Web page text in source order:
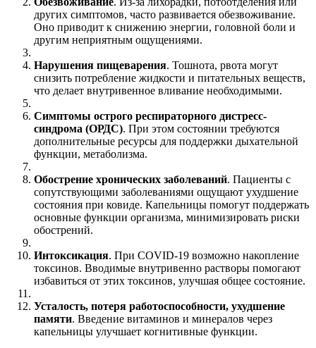
других симптомов, часто развивается обезвоживание.
Оно приводит к снижению энергии, головной боли и
другим неприятным ощущениями.
Нарушения пищеварения. Тошнота, рвота могут
снизить потребление жидкости и питательных веществ,
что делает внутривенное вливание необходимыми.
Симптомы острого респираторного дистресс-
синдрома (ОРДС). При этом состоянии требуются
дополнительные ресурсы для поддержки дыхательной
функции, метаболизма.
Обострение хронических заболеваний. Пациенты с
сопутствующими заболеваниями ощущают ухудшение
состояния при ковиде. Капельницы помогут поддержать
основные функции организма, минимизировать риски
обострений.
Интоксикация. При COVID-19 возможно накопление
токсинов. Вводимые внутривенно растворы помогают
избавиться от этих токсинов, улучшая общее состояние.
Усталость, потеря работоспособности, ухудшение
памяти. Введение витаминов и минералов через
капельницы улучшает когнитивные функции.